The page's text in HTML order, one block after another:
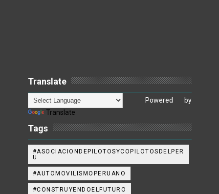
Translate
Powered by
Translate
Tags
#ASOCIACIONDEPILOTOSYCOPILOTOSDELPER
U
#AUTOMOVILISMOPERUANO
#CONSTRUYENDOELFUTURO